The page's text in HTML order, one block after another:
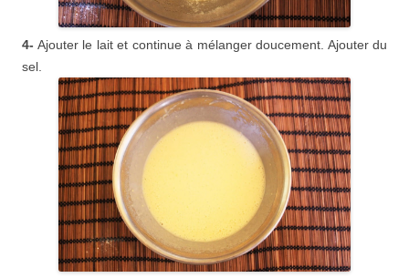
4- Ajouter le lait et continue à mélanger doucement. Ajouter du
sel.